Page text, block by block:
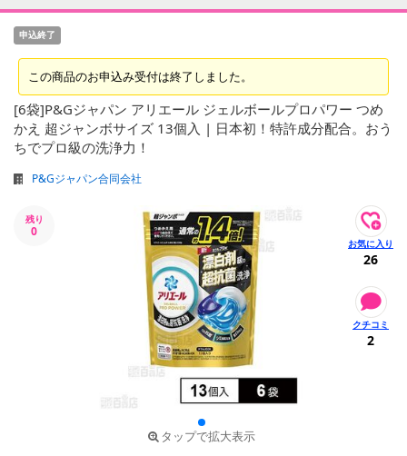
申込終了
この商品のお申込み受付は終了しました。
[6袋]P&Gジャパン アリエール ジェルボールプロパワー つめ
かえ 超ジャンボサイズ 13個入 | 日本初！特許成分配合。おう
ちでプロ級の洗浄力！
P&Gジャパン合同会社
残り
0
タップで拡大表示
26
2